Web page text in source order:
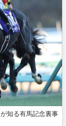
知る有馬記念裏事